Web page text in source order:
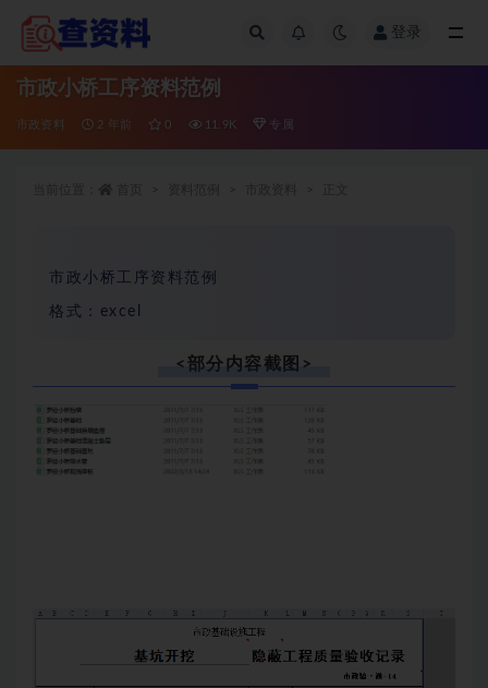
登录
市政小桥工序资料范例
市政资料 2 年前 0 11.9K 专属
市政小桥工序资料范例
格式：excel
<部分内容截图>